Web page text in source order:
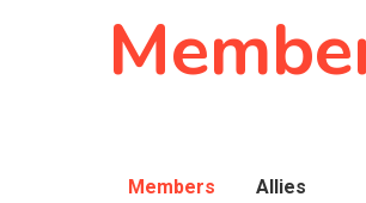
Members Allies